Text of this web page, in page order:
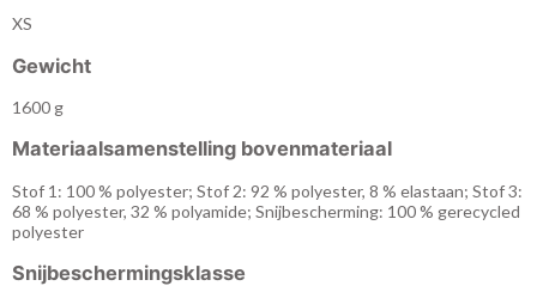
XS
Gewicht
1600 g
Materiaalsamenstelling bovenmateriaal
Stof 1: 100 % polyester; Stof 2: 92 % polyester, 8 % elastaan; Stof 3:
68 % polyester, 32 % polyamide; Snijbescherming: 100 % gerecycled
polyester
Snijbeschermingsklasse